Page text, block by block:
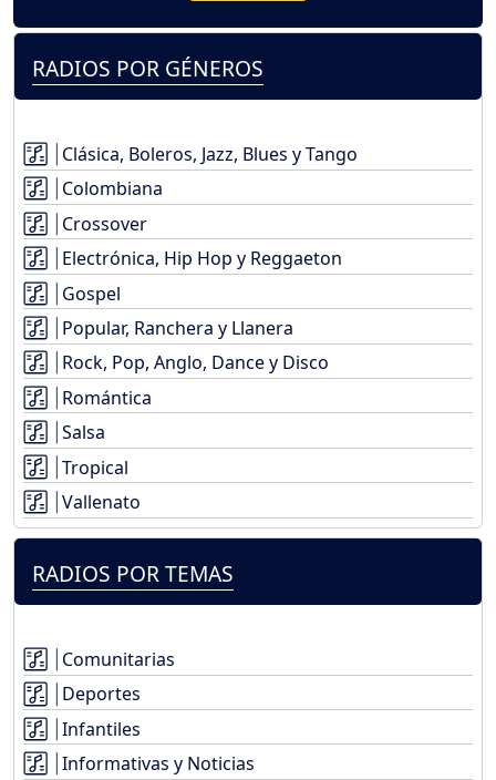
RADIOS POR GÉNEROS
Clásica, Boleros, Jazz, Blues y Tango
Colombiana
Crossover
Electrónica, Hip Hop y Reggaeton
Gospel
Popular, Ranchera y Llanera
Rock, Pop, Anglo, Dance y Disco
Romántica
Salsa
Tropical
Vallenato
RADIOS POR TEMAS
Comunitarias
Deportes
Infantiles
Informativas y Noticias